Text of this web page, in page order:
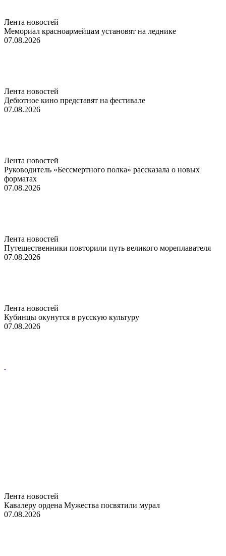
Лента новостей
Мемориал красноармейцам установят на леднике
07.08.2026
Лента новостей
Дебютное кино представят на фестивале
07.08.2026
Лента новостей
Руководитель «Бессмертного полка» рассказала о новых
форматах
07.08.2026
Лента новостей
Путешественники повторили путь великого мореплавателя
07.08.2026
Лента новостей
Кубинцы окунутся в русскую культуру
07.08.2026
Лента новостей
Кавалеру ордена Мужества посвятили мурал
07.08.2026